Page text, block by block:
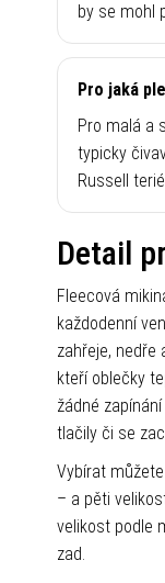
by se mohl
Pro jaká
Pro malá a
typicky
Russell
Detail
Fleecová
každodenní
zahřeje, nedře
kteří oblečky
žádné
tlačily či se
Vybírat
– a pěti
velikost podle
zad.